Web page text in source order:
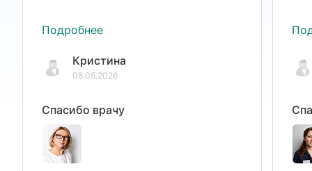
Подробнее
Кристина
08.05.2026
Спасибо врачу